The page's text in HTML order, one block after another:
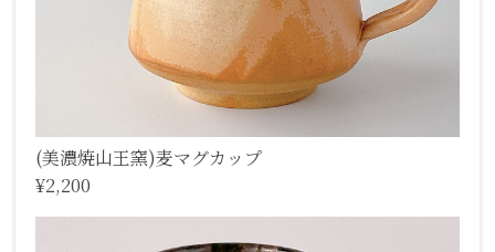
(美濃焼山王窯)麦マグカップ
¥2,200